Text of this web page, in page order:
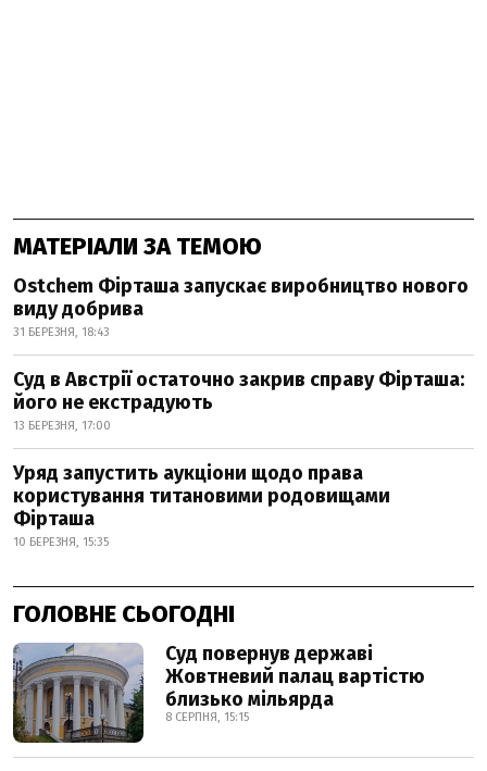
МАТЕРІАЛИ ЗА ТЕМОЮ
Ostchem Фірташа запускає виробництво нового
виду добрива
31 БЕРЕЗНЯ, 18:43
Суд в Австрії остаточно закрив справу Фірташа:
його не екстрадують
13 БЕРЕЗНЯ, 17:00
Уряд запустить аукціони щодо права
користування титановими родовищами
Фірташа
10 БЕРЕЗНЯ, 15:35
ГОЛОВНЕ СЬОГОДНІ
Суд повернув державі
Жовтневий палац вартістю
близько мільярда
8 СЕРПНЯ, 15:15